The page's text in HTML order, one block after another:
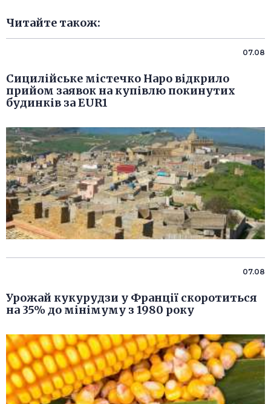
Читайте також:
07.08
Сицилійське містечко Наро відкрило
прийом заявок на купівлю покинутих
будинків за EUR1
07.08
Урожай кукурудзи у Франції скоротиться
на 35% до мінімуму з 1980 року